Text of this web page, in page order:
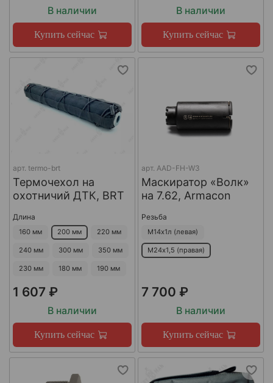
В наличии
Купить сейчас
В наличии
Купить сейчас
арт. termo-brt
Термочехол на
охотничий ДТК, BRT
Длина
160 мм 200 мм 220 мм
240 мм 300 мм 350 мм
230 мм 180 мм 190 мм
1 607 ₽
В наличии
Купить сейчас
арт. AAD-FH-W3
Маскиратор «Волк»
на 7.62, Armacon
Резьба
М14х1л (левая)
М24х1,5 (правая)
7 700 ₽
В наличии
Купить сейчас